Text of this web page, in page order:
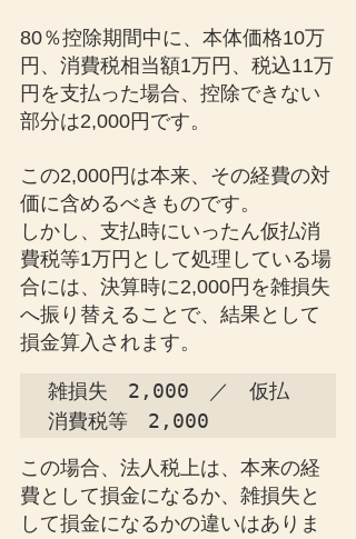
80％控除期間中に、本体価格10万
円、消費税相当額1万円、税込11万
円を支払った場合、控除できない
部分は2,000円です。
この2,000円は本来、その経費の対
価に含めるべきものです。
しかし、支払時にいったん仮払消
費税等1万円として処理している場
合には、決算時に2,000円を雑損失
へ振り替えることで、結果として
損金算入されます。
雑損失　2,000　／　仮払
消費税等　2,000
この場合、法人税上は、本来の経
費として損金になるか、雑損失と
して損金になるかの違いはありま